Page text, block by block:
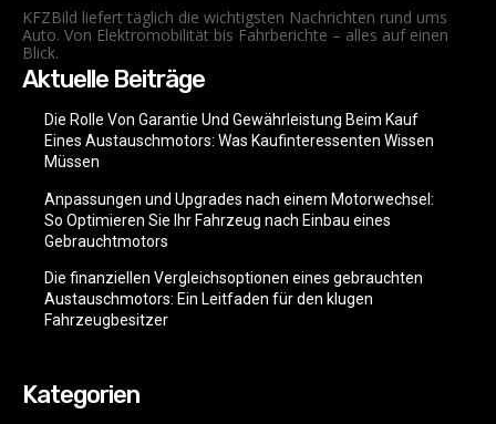
KFZBild liefert täglich die wichtigsten Nachrichten rund ums
Auto. Von Elektromobilität bis Fahrberichte – alles auf einen
Blick.
Aktuelle Beiträge
Die Rolle Von Garantie Und Gewährleistung Beim Kauf
Eines Austauschmotors: Was Kaufinteressenten Wissen
Müssen
Anpassungen und Upgrades nach einem Motorwechsel:
So Optimieren Sie Ihr Fahrzeug nach Einbau eines
Gebrauchtmotors
Die finanziellen Vergleichsoptionen eines gebrauchten
Austauschmotors: Ein Leitfaden für den klugen
Fahrzeugbesitzer
Kategorien